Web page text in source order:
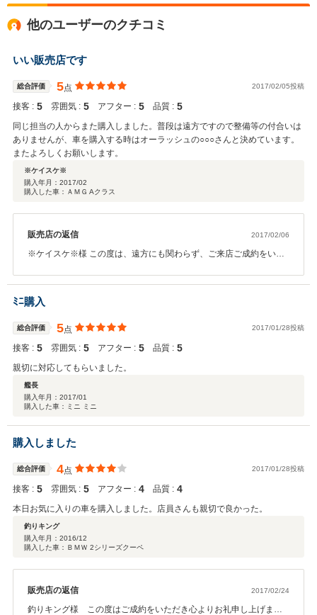
他のユーザーのクチコミ
いい販売店です
総合評価 5点 2017/02/05投稿
接客 : 5 雰囲気 : 5 アフター : 5 品質 : 5
同じ担当の人からまた購入しました。普段は遠方ですので整備等の付合いは
ありませんが、車を購入する時はオーラッシュの○○○さんと決めています。
またよろしくお願いします。
※ケイスケ※
購入年月： 2017/02
購入した車：ＡＭＧ Aクラス
販売店の返信 2017/02/06
※ケイスケ※様 この度は、遠方にも関わらず、ご来店ご成約をいた
ます。
ﾐﾆ購入
総合評価 5点 2017/01/28投稿
接客 : 5 雰囲気 : 5 アフター : 5 品質 : 5
親切に対応してもらいました。
艦長
購入年月： 2017/01
購入した車：ミニ ミニ
購入しました
総合評価 4点 2017/01/28投稿
接客 : 5 雰囲気 : 5 アフター : 4 品質 : 4
本日お気に入りの車を購入しました。店員さんも親切で良かった。
釣りキング
購入年月： 2016/12
購入した車：ＢＭＷ 2シリーズクーペ
販売店の返信 2017/02/24
釣りキング様 この度はご成約をいただき心よりお礼申し上げま